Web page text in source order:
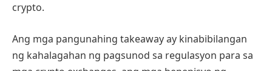
crypto.
Ang mga pangunahing takeaway ay kinabibilangan
ng kahalagahan ng pagsunod sa regulasyon para sa